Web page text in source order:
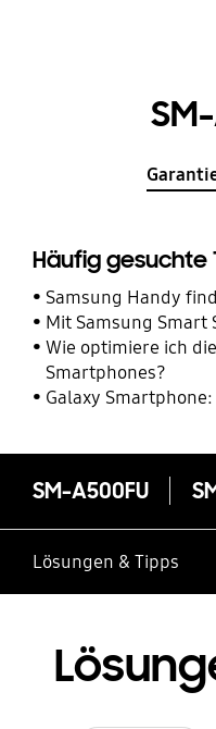
Häufig gesuchte
Samsung Handy
Mit Samsung
Wie optimiere ich
Smartphones?
Galaxy
SM-A500FU
Lösungen & Tipps